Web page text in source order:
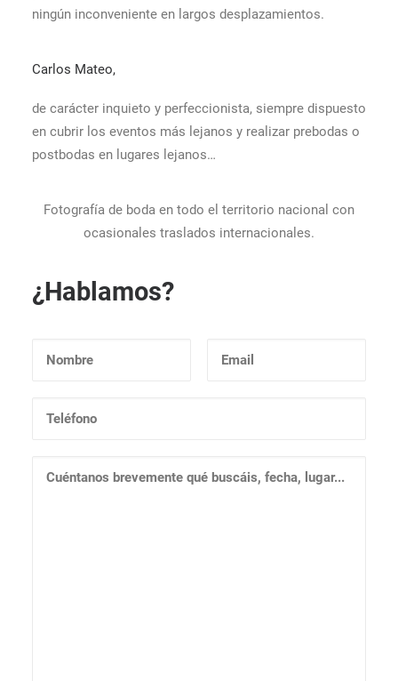
ningún inconveniente en largos desplazamientos.
Carlos Mateo,
de carácter inquieto y perfeccionista, siempre dispuesto
en cubrir los eventos más lejanos y realizar prebodas o
postbodas en lugares lejanos…
Fotografía de boda en todo el territorio nacional con
ocasionales traslados internacionales.
¿Hablamos?